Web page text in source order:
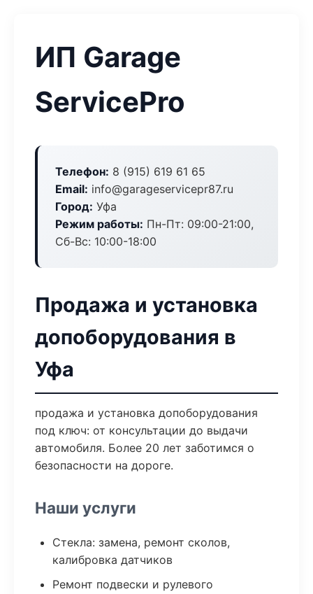
ИП Garage
ServicePro
Телефон: 8 (915) 619 61 65
Email: info@garageservicepr87.ru
Город: Уфа
Режим работы: Пн-Пт: 09:00-21:00,
Сб-Вс: 10:00-18:00
Продажа и установка
допоборудования в
Уфа
продажа и установка допоборудования
под ключ: от консультации до выдачи
автомобиля. Более 20 лет заботимся о
безопасности на дороге.
Наши услуги
Стекла: замена, ремонт сколов,
калибровка датчиков
Ремонт подвески и рулевого